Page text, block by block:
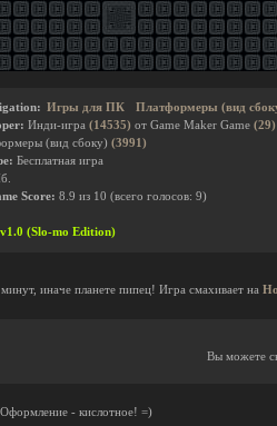
Игры для ПК Платформеры (вид
Инди-игра (14535) от Game Maker Game (29)
(вид сбоку) (3991)
Бесплатная игра
Score: 8.9 из 10 (всего голосов: 9)
(Slo-mo Edition)
иначе планете пипец! Игра смахивает на
Вы можете
- кислотное! =)